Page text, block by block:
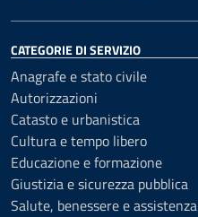
CATEGORIE DI SERVIZIO
Anagrafe e stato civile
Autorizzazioni
Catasto e urbanistica
Cultura e tempo libero
Educazione e formazione
Giustizia e sicurezza pubblica
Salute, benessere e assistenza